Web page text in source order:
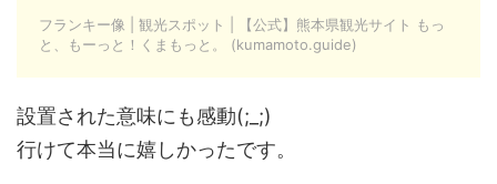
フランキー像 | 観光スポット | 【公式】熊本県観光サイト もっ
と、もーっと！くまもっと。 (kumamoto.guide)
設置された意味にも感動(;_;)
行けて本当に嬉しかったです。